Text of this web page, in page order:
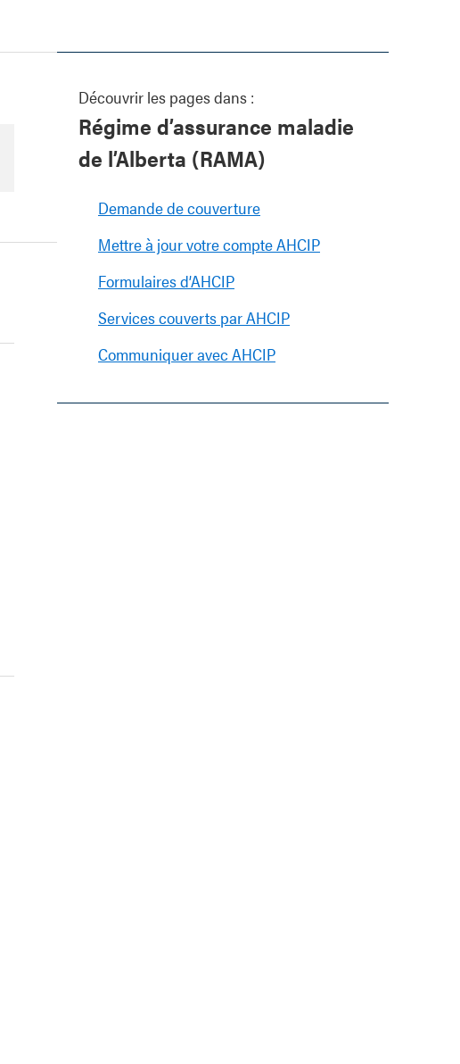
Découvrir les pages dans :
Régime d’assurance maladie
de l’Alberta (RAMA)
Demande de couverture
Mettre à jour votre compte AHCIP
Formulaires d’AHCIP
Services couverts par AHCIP
Communiquer avec AHCIP